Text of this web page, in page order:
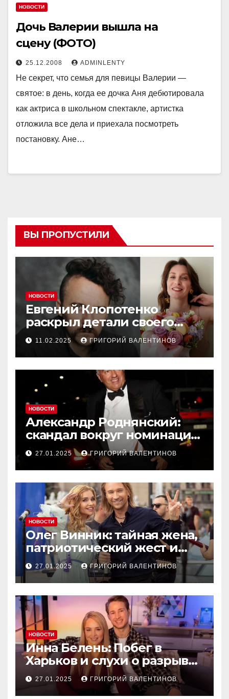
НОВОСТИ
Дочь Валерии вышла на
сцену (ФОТО)
25.12.2008 ADMINLENTY
Не секрет, что семья для певицы Валерии —
святое: в день, когда ее дочка Аня дебютировала
как актриса в школьном спектакле, артистка
отложила все дела и приехала посмотреть
постановку. Ане…
ВЫ ПРОПУСТИЛИ
НОВОСТИ
Евгений Клопотенко
раскрыл детали своего
романа с Екатериной
Песковой
11.02.2025 ГРИГОРИЙ ВАЛЕНТИНОВ
НОВОСТИ
Александр Роднянский:
скандал вокруг номинации
российского актера на
Оскар
27.01.2025 ГРИГОРИЙ ВАЛЕНТИНОВ
НОВОСТИ
Олег Винник: тайная жена,
патриотический жест и
новый концерт в Чехии
27.01.2025 ГРИГОРИЙ ВАЛЕНТИНОВ
НОВОСТИ
Инна Белень: Побег в
Харьков и слухи о разрыве
с Александром Терёном
27.01.2025 ГРИГОРИЙ ВАЛЕНТИНОВ